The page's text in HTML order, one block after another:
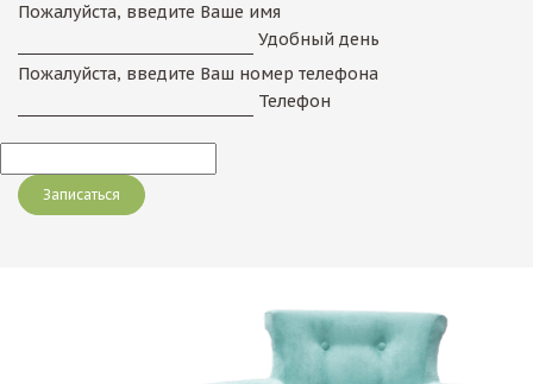
Пожалуйста, введите Ваше имя
Удобный день
Пожалуйста, введите Ваш номер телефона
Телефон